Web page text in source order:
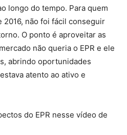
longo do tempo. Para quem
2016, não foi fácil conseguir
O ponto é aproveitar as
não queria o EPR e ele
abrindo oportunidades
atento ao ativo e
do EPR nesse vídeo de